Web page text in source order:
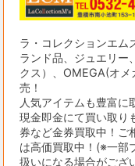
ラ・コレクションエム
ランド品、ジュエリー
クス）、OMEGA(オメ
売！
人気アイテムも豊富に
現金即金にて買い取り
券など金券買取中！ご
は高価買取中！(※一部
扱いになる場合がござ